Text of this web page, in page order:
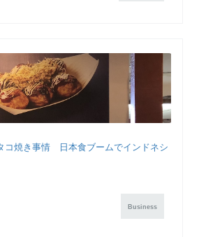
コ焼き事情 日本食ブームでインドネシ
Business